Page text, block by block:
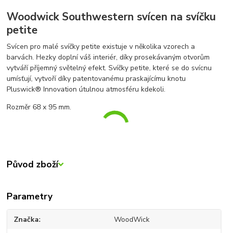
Woodwick Southwestern svícen na svíčku
petite
Svícen pro malé svíčky petite existuje v několika vzorech a
barvách. Hezky doplní váš interiér, díky prosekávaným otvorům
vytváří příjemný světelný efekt. Svíčky petite, které se do svícnu
umísťují, vytvoří díky patentovanému praskajícímu knotu
Pluswick® Innovation útulnou atmosféru kdekoli.
Rozměr 68 x 95 mm.
Původ zboží
Parametry
Značka WoodWick